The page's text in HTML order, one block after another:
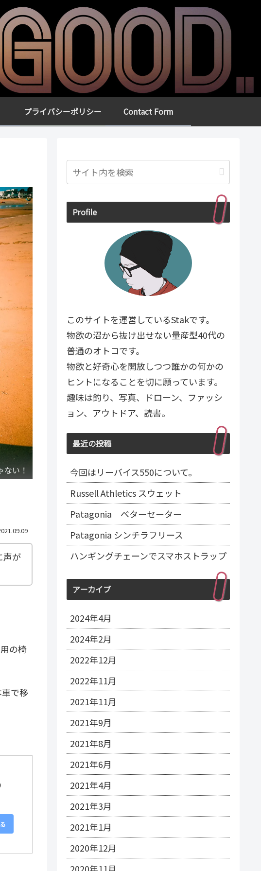
プライバシーポリシー Contact Form
い！
声が
の椅
で移
Profile
このサイトを運営しているStakです。
物欲の沼から抜け出せない量産型40代の
普通のオトコです。
物欲と好奇心を開放しつつ誰かの何かの
ヒントになることを切に願っています。
趣味は釣り、写真、ドローン、ファッシ
ョン、アウトドア、読書。
最近の投稿
今回はリーバイス550について。
Russell Athletics スウェット
Patagonia ベターセーター
Patagonia シンチラフリース
ハンギングチェーンでスマホストラップ
アーカイブ
2024年4月
2024年2月
2022年12月
2022年11月
2021年11月
2021年9月
2021年8月
2021年6月
2021年4月
2021年3月
2021年1月
2020年12月